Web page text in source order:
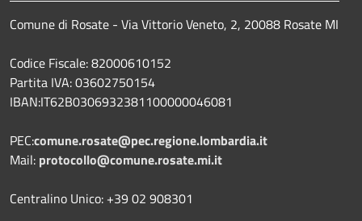
Comune di Rosate - Via Vittorio Veneto, 2, 20088 Rosate MI
Codice Fiscale: 82000610152
Partita IVA: 03602750154
IBAN:IT62B0306932381100000046081
PEC:comune.rosate@pec.regione.lombardia.it
Mail: protocollo@comune.rosate.mi.it
Centralino Unico: +39 02 908301